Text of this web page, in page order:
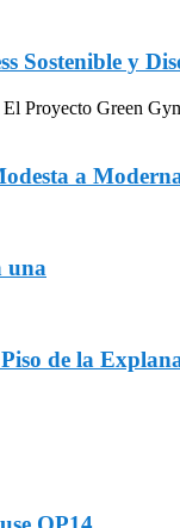
Sostenible y
Proyecto Green
a
una
de la